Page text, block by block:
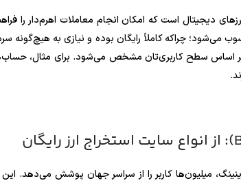
دیجیتال است که امکان انجام معاملات اهرم‌دار را
می‌شود؛ چراکه کاملاً رایگان بوده و نیازی به هیچ‌گونه
بیش از ۱۷ مزرعه ماینینگ، میلیون‌ها کاربر را از سراسر جهان پوشش